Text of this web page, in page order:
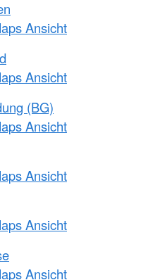
Ansicht
Ansicht
(BG)
Ansicht
Ansicht
Ansicht
Ansicht